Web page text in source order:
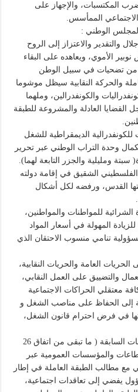
المكتسبات، والإجهاز على
الاجتماعي الممأسس.
الوطني :
والتقدير والاعتزاز إلى الروح
الأموي، ويعاهده على البقاء
من تضحيات في سبيل الوطن
والحركة النقابية سيظل موشوما
والكونفدرالين، وملهما
العادلة والمشروعة للطبقة
للكونفدرالية الديمقراطية للشغل
وحدة التراب الوطني عبر تحرير
ومليلية والجزر التابعة لهما).
الشقيق في إقامة دولته
القدس، ورفضه لكل أشكال
للمواطنات والمواطنين،
المهولة في أسعار المواد
تنامي منسوب الاحتقان الذي
العامة والحريات النقابية،
والتضييق على العمل النقابي،
معتقلي الحراكات الاجتماعية
إلى الحفاظ على مناصب الشغل و
في فرض احترام قانون الشغل،
6- يدعو الحكومة إلى تنفيذ الالتزامات السابقة ( ما تبقى من اتفاق 26
القطاعات والمؤسسات العمومية عبر
مع مطالب الطبقة العاملة في إطار
يفضي إلى تعاقدات اجتماعية،